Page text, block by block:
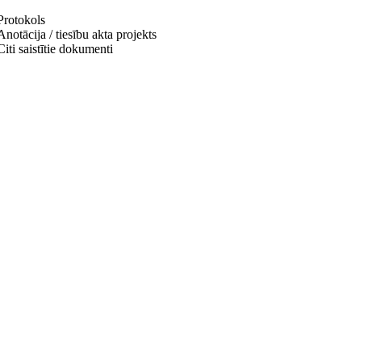
/ tiesību akta projekts
saistītie dokumenti